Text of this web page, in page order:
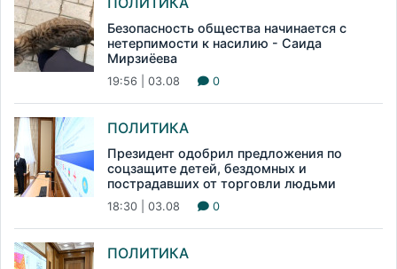
Безопасность общества начинается с
нетерпимости к насилию - Саида
Мирзиёева
19:56 | 03.08 0
ПОЛИТИКА
Президент одобрил предложения по
соцзащите детей, бездомных и
пострадавших от торговли людьми
18:30 | 03.08 0
ПОЛИТИКА